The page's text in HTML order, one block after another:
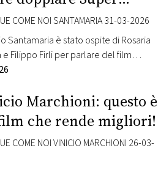
quasi infallibile nel suo lavoro,…
COME NOI SANTAMARIA 31-03-2026
Santamaria è stato ospite di Rosaria
e Filippo Firli per parlare del film
Mario Galaxy”. L’attore dà la voce al
un lungometraggio d’animazione
nel mondo di Super Mario Bros. e
il seguito di Super Mario Bros. – Il
nel 2023…
Marchioni: questo è
che rende migliori!
COME NOI VINICIO MARCHIONI 26-03-